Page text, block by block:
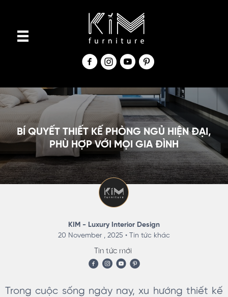
n
t
e
n
BÍ QUYẾT THIẾT KẾ PHÒNG NGỦ HIỆN ĐẠI,
PHÙ HỢP VỚI MỌI GIA ĐÌNH
KIM - Luxury Interior Design
20 November , 2025 • Tin tức khác
Tin tức mới
Trong cuộc sống ngày nay, xu hướng thiết kế